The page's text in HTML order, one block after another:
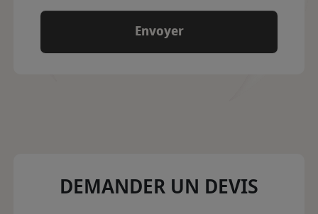
DEMANDER UN DEVIS